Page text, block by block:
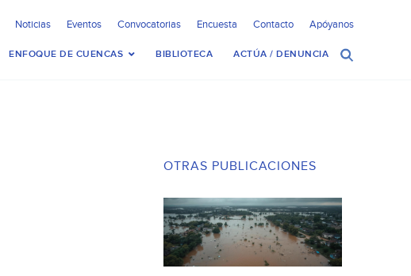
Noticias Eventos Convocatorias Encuesta Contacto Apóyanos
ENFOQUE DE CUENCAS BIBLIOTECA ACTÚA / DENUNCIA
OTRAS PUBLICACIONES